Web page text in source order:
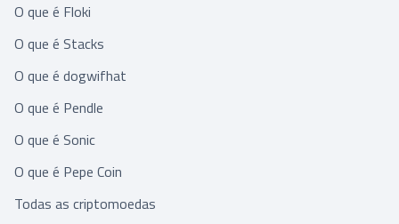
O que é Floki
O que é Stacks
O que é dogwifhat
O que é Pendle
O que é Sonic
O que é Pepe Coin
Todas as criptomoedas